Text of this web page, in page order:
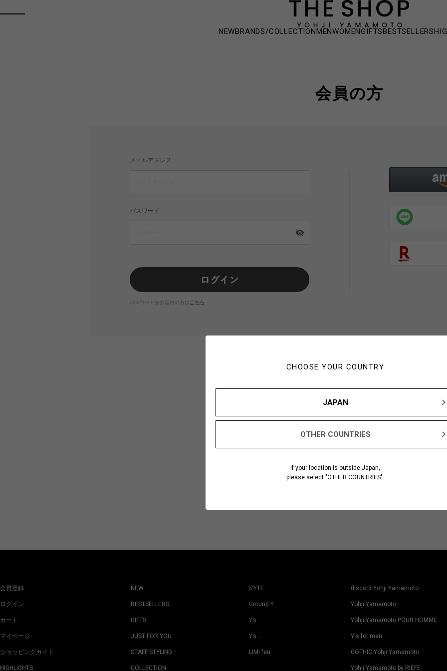
CHOOSE YOUR COUNTRY
JAPAN
OTHER COUNTRIES
If your location is outside Japan,
please select "OTHER COUNTRIES".
NEWBRANDS/COLLECTIONMENWOMENGIFTSBESTSELLERS
会員の方
メールアドレス
パスワード
visibility_off
パスワードをお忘れの方は こちら
初めてご利用の方・会員以
会員登録
ログイン
カート
マイページ
ショッピングガイド
HIGHLIGHTS
NEW
BESTSELLERS
GIFTS
JUST FOR YOU
STAFF STYLING
COLLECTION
S’YTE
Ground Y
Y’s
Y’s….
LIMI feu
discord Yohji Yamamoto
Yohji Yamamoto
Yohji Yamamoto POUR HOMME
Y's for men
GOTHIC Yohji Yamamoto
Yohji Yamamoto by RIEFE